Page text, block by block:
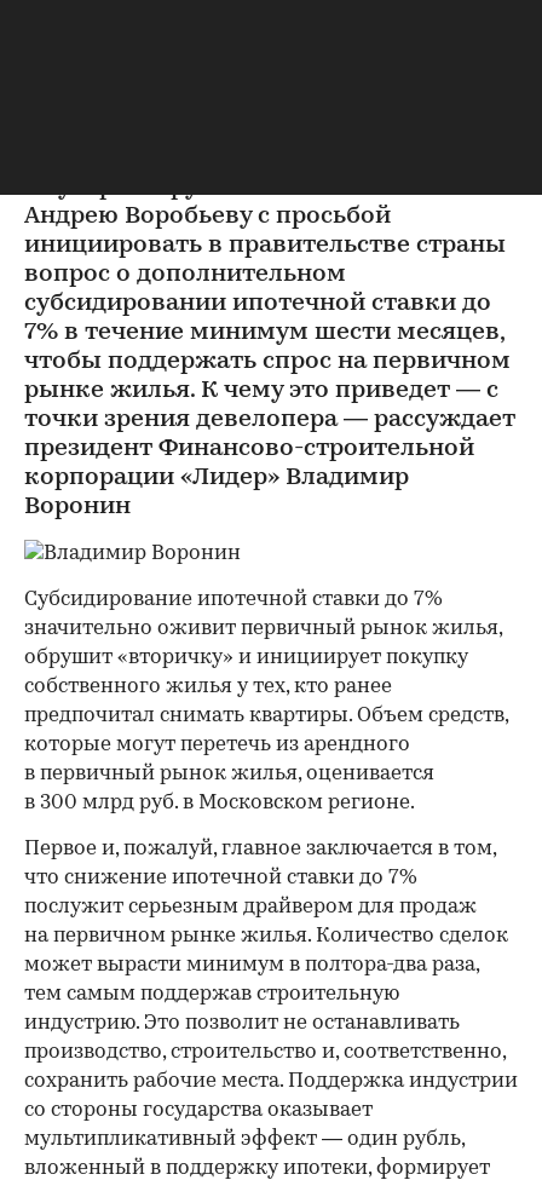
Андрею Воробьеву с просьбой
инициировать в правительстве страны
вопрос о дополнительном
субсидировании ипотечной ставки до
7% в течение минимум шести месяцев,
чтобы поддержать спрос на первичном
рынке жилья. К чему это приведет — с
точки зрения девелопера — рассуждает
президент Финансово-строительной
корпорации «Лидер» Владимир
Воронин
Субсидирование ипотечной ставки до 7%
значительно оживит первичный рынок жилья,
обрушит «вторичку» и инициирует покупку
собственного жилья у тех, кто ранее
предпочитал снимать квартиры. Объем средств,
которые могут перетечь из арендного
в первичный рынок жилья, оценивается
в 300 млрд руб. в Московском регионе.
Первое и, пожалуй, главное заключается в том,
что снижение ипотечной ставки до 7%
послужит серьезным драйвером для продаж
на первичном рынке жилья. Количество сделок
может вырасти минимум в полтора-два раза,
тем самым поддержав строительную
индустрию. Это позволит не останавливать
производство, строительство и, соответственно,
сохранить рабочие места. Поддержка индустрии
со стороны государства оказывает
мультипликативный эффект — один рубль,
вложенный в поддержку ипотеки, формирует